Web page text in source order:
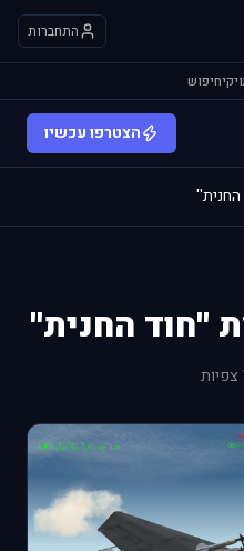
התחברות
ויקיחיפוש
הצטרפו עכשיו
''חוד החנית''